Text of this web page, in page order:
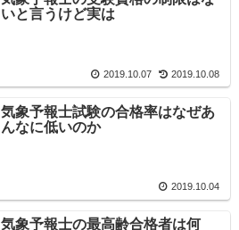
いと言うけど実は
2019.10.07 2019.10.08
気象予報士試験の合格率はなぜあ
んなに低いのか
2019.10.04
気象予報士の最高齢合格者は何